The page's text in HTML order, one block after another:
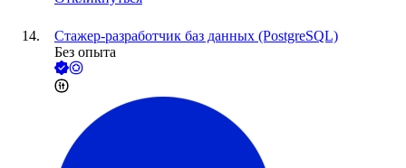
Стажер-разработчик баз данных (PostgreSQL)
Без опыта